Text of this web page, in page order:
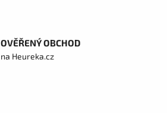
OVĚŘENÝ OBCHOD
na Heureka.cz